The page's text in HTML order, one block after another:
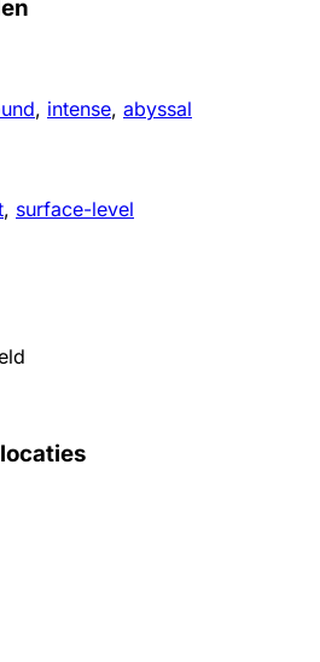
, intense, abyssal
, surface-level